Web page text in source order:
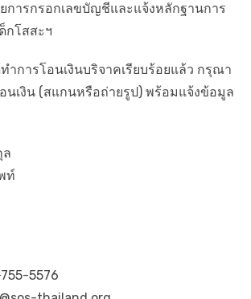
การกรอกเลขบัญชีและแจ้งหลักฐานการ
กโสสะฯ
ำการโอนเงินบริจาคเรียบร้อยแล้ว กรุณา
นเงิน (สแกนหรือถ่ายรูป) พร้อมแจ้งข้อมูล
ท์
5576